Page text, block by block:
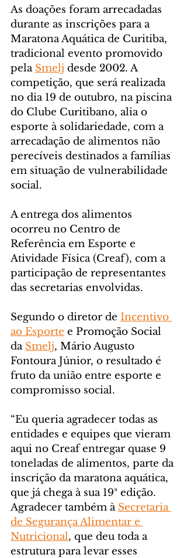
As doações foram arrecadadas
durante as inscrições para a
Maratona Aquática de Curitiba,
tradicional evento promovido
pela Smelj desde 2002. A
competição, que será realizada
no dia 19 de outubro, na piscina
do Clube Curitibano, alia o
esporte à solidariedade, com a
arrecadação de alimentos não
perecíveis destinados a famílias
em situação de vulnerabilidade
social.
A entrega dos alimentos
ocorreu no Centro de
Referência em Esporte e
Atividade Física (Creaf), com a
participação de representantes
das secretarias envolvidas.
Segundo o diretor de Incentivo
ao Esporte e Promoção Social
da Smelj, Mário Augusto
Fontoura Júnior, o resultado é
fruto da união entre esporte e
compromisso social.
“Eu queria agradecer todas as
entidades e equipes que vieram
aqui no Creaf entregar quase 9
toneladas de alimentos, parte da
inscrição da maratona aquática,
que já chega à sua 19ª edição.
Agradecer também à Secretaria
de Segurança Alimentar e
Nutricional, que deu toda a
estrutura para levar esses